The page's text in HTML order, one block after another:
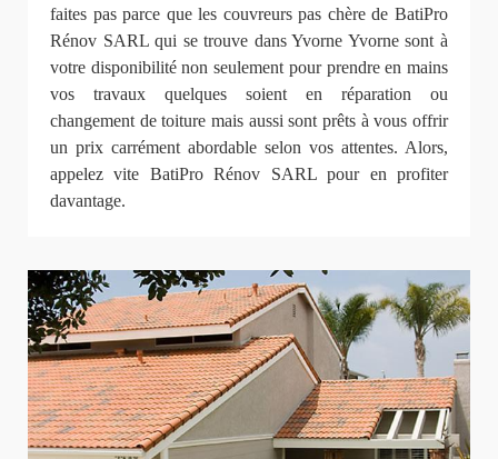
faites pas parce que les couvreurs pas chère de BatiPro
Rénov SARL qui se trouve dans Yvorne Yvorne sont à
votre disponibilité non seulement pour prendre en mains
vos travaux quelques soient en réparation ou
changement de toiture mais aussi sont prêts à vous offrir
un prix carrément abordable selon vos attentes. Alors,
appelez vite BatiPro Rénov SARL pour en profiter
davantage.